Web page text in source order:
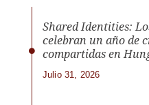
Shared Identities:
celebran un año de
compartidas en
Julio 31, 2026